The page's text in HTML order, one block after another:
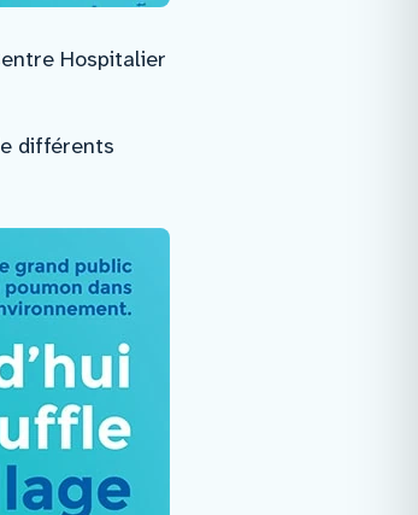
Hospitalier
différents